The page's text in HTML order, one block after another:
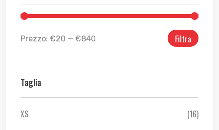
Filtra
Prezzo: €20 — €840
Taglia
XS
(16)